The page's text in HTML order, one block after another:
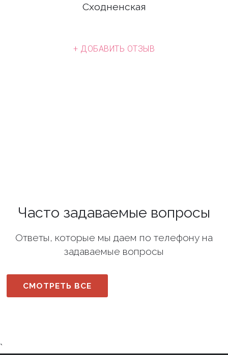
Сходненская
+ ДОБАВИТЬ ОТЗЫВ
Часто задаваемые вопросы
Ответы, которые мы даем по телефону на
задаваемые вопросы
СМОТРЕТЬ ВСЕ
`